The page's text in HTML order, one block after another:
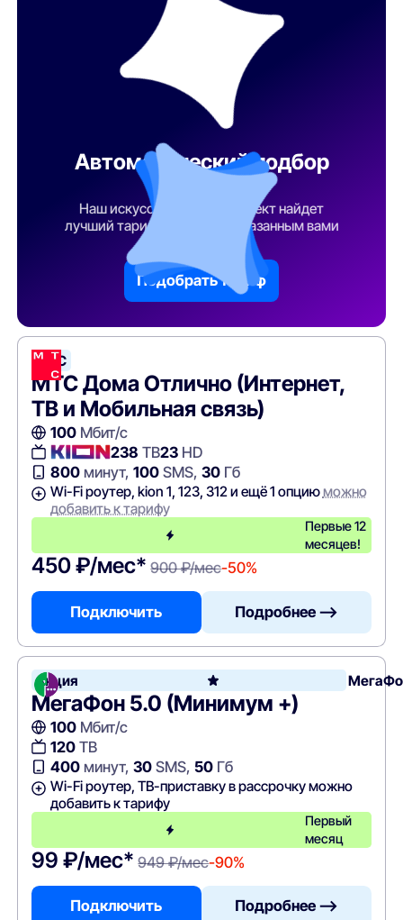
Автоматический подбор
Наш искусственный интеллект найдет
лучший тарифный план по указанным вами
Подобрать тариф
МТС
МТС Дома Отлично (Интернет,
ТВ и Мобильная связь)
100Мбит/с
238 ТВ23HD
800минут, 100SMS, 30Гб
Wi-Fi роутер, kion 1, 123, 312 и ещё 1 опциюможно
добавить к тарифу
Первые 12
месяцев!
450 ₽/мес* 900 ₽/мес-50%
Подключить Подробнее —>
Акция
МегаФон 5.0 (Минимум +)
100Мбит/с
120ТВ
400минут, 30SMS, 50Гб
Wi-Fi роутер, ТВ-приставку в рассрочку можно
добавить к тарифу
Первый
месяц
99 ₽/мес* 949 ₽/мес-90%
Подключить Подробнее —>